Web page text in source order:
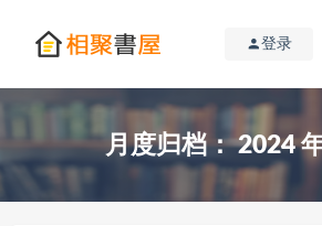
登录
月度归档：2024